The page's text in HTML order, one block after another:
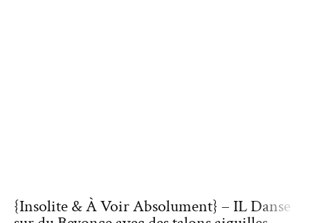
{Insolite & À Voir Absolument} – IL Danse